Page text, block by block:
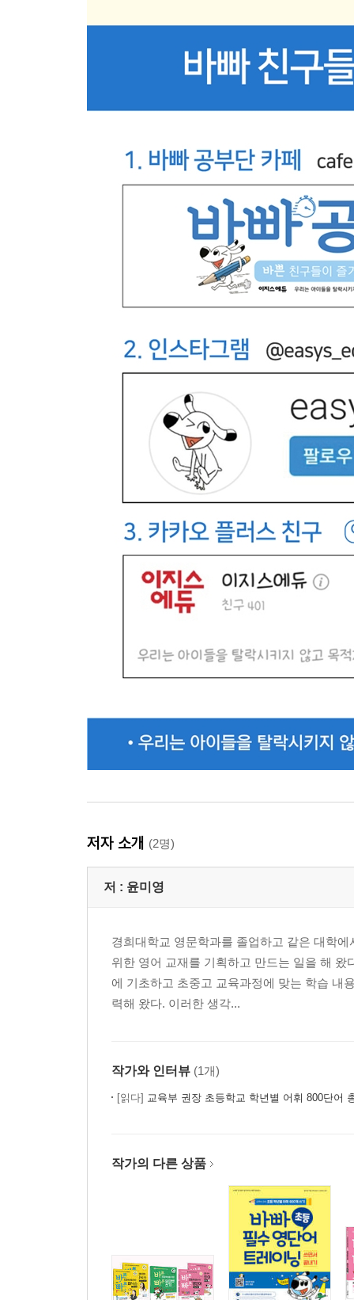
저자 소개 (2명)
저 : 윤미영
경희대학교 영문학과를 졸업하고 같은 대학
위한 영어 교재를 기획하고 만드는 일을 해
에 기초하고 초중고 교육과정에 맞는 학습 내
력해 왔다. 이러한 생각...
작가와 인터뷰 (1개)
[읽다] 교육부 권장 초등학교 학년별 어휘 800단어
작가의 다른 상품